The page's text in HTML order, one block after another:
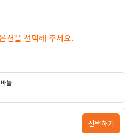
션을 선택해 주세요.
늘
선택하기